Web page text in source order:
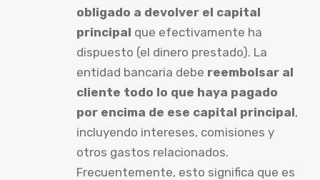
obligado a devolver el capital
principal que efectivamente ha
dispuesto (el dinero prestado). La
entidad bancaria debe reembolsar al
cliente todo lo que haya pagado
por encima de ese capital principal,
incluyendo intereses, comisiones y
otros gastos relacionados.
Frecuentemente, esto significa que es